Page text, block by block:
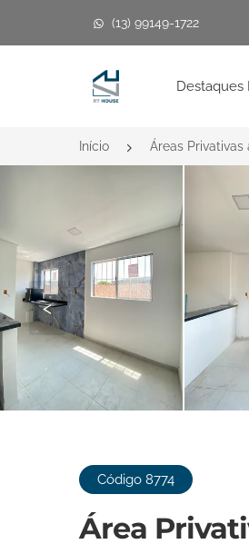
(13) 99149-1722
Página inicial
Destaques
Início Áreas Privativas
<
Código 8774
Área